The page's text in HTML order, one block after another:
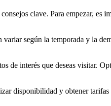
clave. Para empezar,
según la temporada y la
de interés que deseas visitar.
disponibilidad y obtener